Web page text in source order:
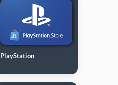
PlayStation